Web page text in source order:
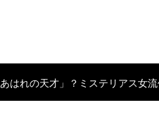
あはれの天才」？ミステリアス女